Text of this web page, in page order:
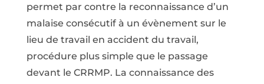
permet par contre la reconnaissance d’un
malaise consécutif à un évènement sur le
lieu de travail en accident du travail,
procédure plus simple que le passage
devant le CRRMP. La connaissance des